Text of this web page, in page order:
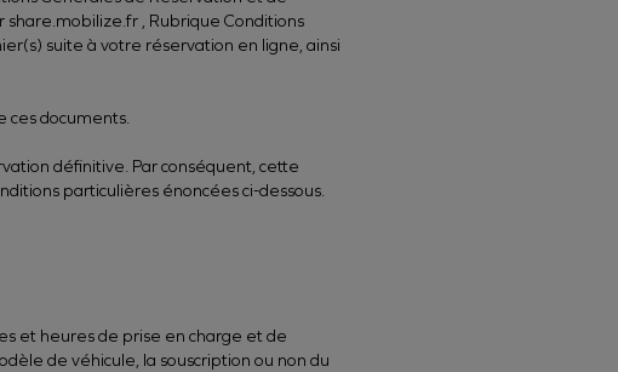
, Rubrique Conditions
suite à votre réservation en ligne, ainsi
ces documents.
définitive. Par conséquent, cette
particulières énoncées ci-dessous.
et heures de prise en charge et de
de véhicule, la souscription ou non du